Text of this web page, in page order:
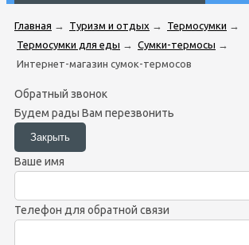
Главная → Туризм и отдых → Термосумки →
Термосумки для еды → Сумки-термосы →
Интернет-магазин сумок-термосов
Обратный звонок
Будем рады Вам перезвонить
Ваше имя
Телефон для обратной связи